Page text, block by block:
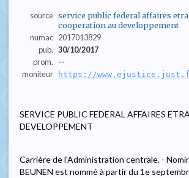
source service public federal affaires
cooperation au developpement
numac 2017013829
pub. 30/10/2017
prom.
--
moniteur
https://
SERVICE PUBLIC FEDERAL AFFAIRES
DEVELOPPEMENT
Carrière de l'Administration centrale. -
BEUNEN est nommé à partir du 1e